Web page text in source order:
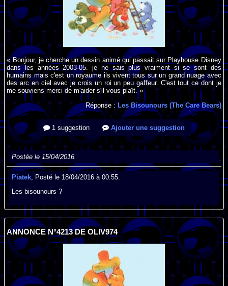
« Bonjour, je cherche un dessin animé qui passait sur Playhouse Disney
dans les années 2003-05. je ne sais plus vraiment si se sont des
humains mais c'est un royaume ils vivent tous sur un grand nuage avec
des arc en ciel avec je crois un roi un peu gaffeur. C'est tout ce dont je
me souviens merci de m'aider s'il vous plaît. »
Réponse :Les Bisounours (The Care Bears)
1 suggestion Ajouter une suggestion
Postée le 15/04/2016.
Piatek , Posté le 18/04/2016 à 00:55.
Les bisounours ?
ANNONCE N°4213 DE OLIV974